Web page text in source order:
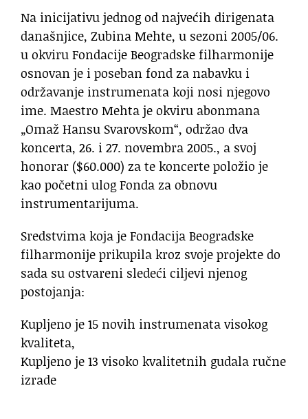
Na inicijativu jednog od najvećih dirigenata
današnjice, Zubina Mehte, u sezoni 2005/06.
u okviru Fondacije Beogradske filharmonije
osnovan je i poseban fond za nabavku i
održavanje instrumenata koji nosi njegovo
ime. Maestro Mehta je okviru abonmana
„Omaž Hansu Svarovskom“, održao dva
koncerta, 26. i 27. novembra 2005., a svoj
honorar ($60.000) za te koncerte položio je
kao početni ulog Fonda za obnovu
instrumentarijuma.
Sredstvima koja je Fondacija Beogradske
filharmonije prikupila kroz svoje projekte do
sada su ostvareni sledeći ciljevi njenog
postojanja:
Kupljeno je 15 novih instrumenata visokog
kvaliteta,
Kupljeno je 13 visoko kvalitetnih gudala ručne
izrade